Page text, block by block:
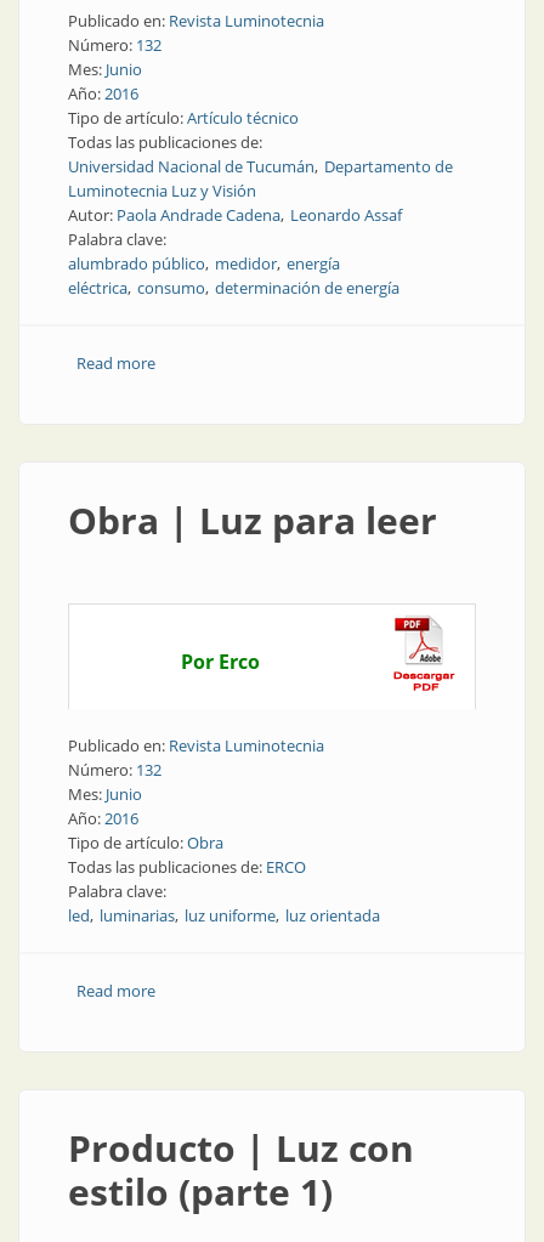
Publicado en: Revista Luminotecnia
Número: 132
Mes: Junio
Año:2016
Tipo de artículo:Artículo técnico
Todas las publicaciones de:
Universidad Nacional de Tucumán Departamento de
Luminotecnia Luz y Visión
Autor: Paola Andrade Cadena Leonardo Assaf
Palabra clave:
alumbrado público medidor energía
eléctrica consumo determinación de energía
Read moreabout Nota técnica | Desviaciones en la
Obra | Luz para leer
Por Erco
Publicado en: Revista Luminotecnia
Número: 132
Mes: Junio
Año:2016
Tipo de artículo:Obra
Todas las publicaciones de: ERCO
Palabra clave:
led luminarias luz uniforme luz orientada
Read moreabout Obra | Luz para leer
Producto | Luz con
estilo (parte 1)